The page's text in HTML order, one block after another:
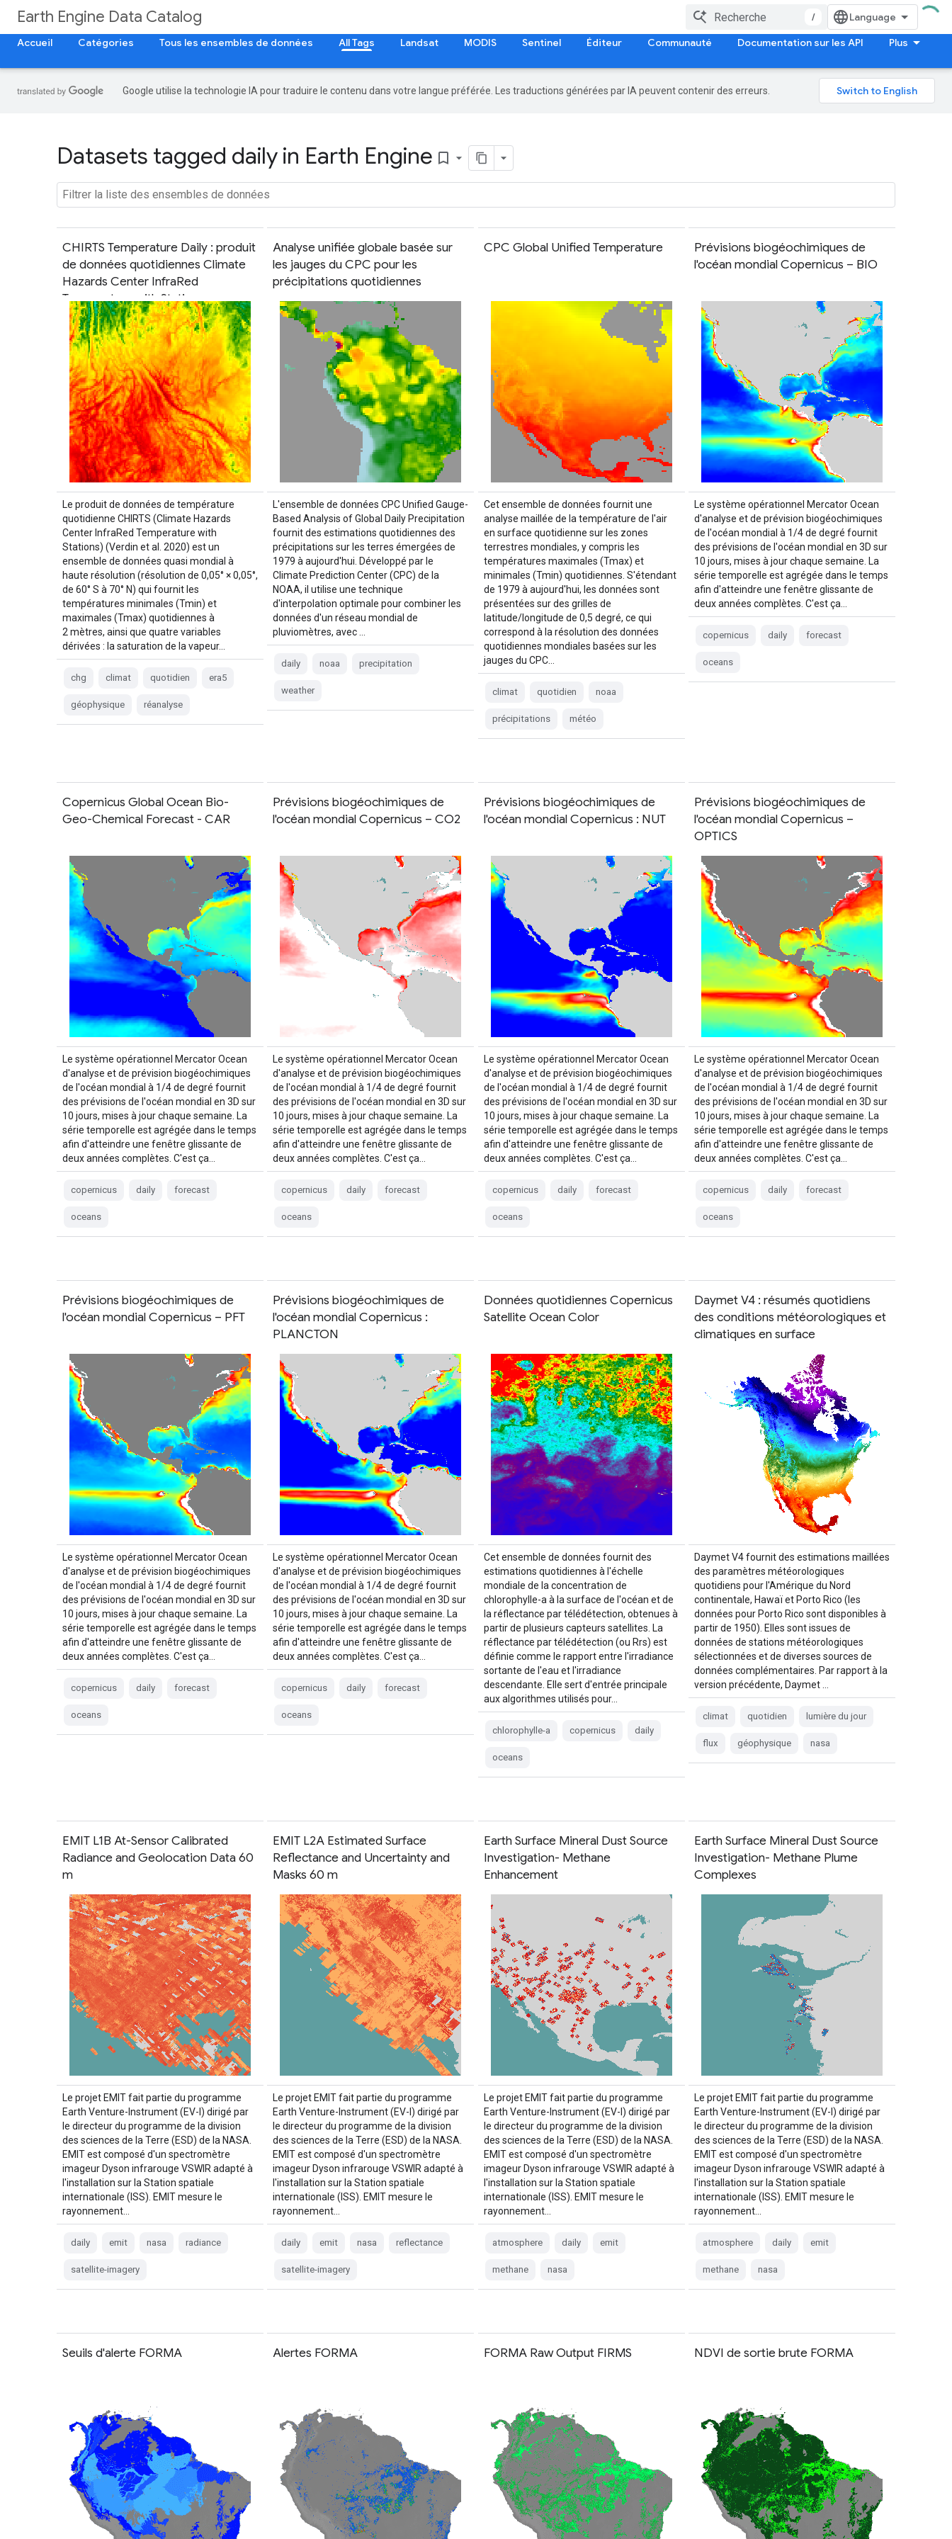
Earth Engine Data Catalog
/
Accueil
Catégories Tous les ensembles de données All Tags Landsat MODIS Sentinel Éditeur Communauté Documentation sur les API Plus
Google utilise la technologie IA pour traduire le contenu dans votre langue préférée. Les traductions générées par IA peuvent contenir des erreurs.
Datasets tagged daily in Earth Engine bookmark_border
CHIRTS Temperature Daily : produit
de données quotidiennes Climate
Hazards Center InfraRed
Temperature with Stations
Le produit de données de température
quotidienne CHIRTS (Climate Hazards
Center InfraRed Temperature with
Stations) (Verdin et al. 2020) est un
ensemble de données quasi mondial à
haute résolution (résolution de 0,05° × 0,05°,
de 60° S à 70° N) qui fournit les
températures minimales (Tmin) et
maximales (Tmax) quotidiennes à
2 mètres, ainsi que quatre variables
dérivées : la saturation de la vapeur…
chg climat quotidien era5
géophysique réanalyse
Analyse unifiée globale basée sur
les jauges du CPC pour les
précipitations quotidiennes
L'ensemble de données CPC Unified Gauge-
Based Analysis of Global Daily Precipitation
fournit des estimations quotidiennes des
précipitations sur les terres émergées de
1979 à aujourd'hui. Développé par le
Climate Prediction Center (CPC) de la
NOAA, il utilise une technique
d'interpolation optimale pour combiner les
données d'un réseau mondial de
pluviomètres, avec …
daily noaa precipitation
weather
CPC Global Unified Temperature
Cet ensemble de données fournit une
analyse maillée de la température de l'air
en surface quotidienne sur les zones
terrestres mondiales, y compris les
températures maximales (Tmax) et
minimales (Tmin) quotidiennes. S'étendant
de 1979 à aujourd'hui, les données sont
présentées sur des grilles de
latitude/longitude de 0,5 degré, ce qui
correspond à la résolution des données
quotidiennes mondiales basées sur les
jauges du CPC…
climat quotidien noaa
précipitations météo
Prévisions biogéochimiques de
l'océan mondial Copernicus – BIO
Le système opérationnel Mercator Ocean
d'analyse et de prévision biogéochimiques
de l'océan mondial à 1/4 de degré fournit
des prévisions de l'océan mondial en 3D sur
10 jours, mises à jour chaque semaine. La
série temporelle est agrégée dans le temps
afin d'atteindre une fenêtre glissante de
deux années complètes. C'est ça…
copernicus daily forecast
oceans
Copernicus Global Ocean Bio-
Geo-Chemical Forecast - CAR
Le système opérationnel Mercator Ocean
d'analyse et de prévision biogéochimiques
de l'océan mondial à 1/4 de degré fournit
des prévisions de l'océan mondial en 3D sur
10 jours, mises à jour chaque semaine. La
série temporelle est agrégée dans le temps
afin d'atteindre une fenêtre glissante de
deux années complètes. C'est ça…
copernicus daily forecast
oceans
Prévisions biogéochimiques de
l'océan mondial Copernicus – CO2
Le système opérationnel Mercator Ocean
d'analyse et de prévision biogéochimiques
de l'océan mondial à 1/4 de degré fournit
des prévisions de l'océan mondial en 3D sur
10 jours, mises à jour chaque semaine. La
série temporelle est agrégée dans le temps
afin d'atteindre une fenêtre glissante de
deux années complètes. C'est ça…
copernicus daily forecast
oceans
Prévisions biogéochimiques de
l'océan mondial Copernicus : NUT
Le système opérationnel Mercator Ocean
d'analyse et de prévision biogéochimiques
de l'océan mondial à 1/4 de degré fournit
des prévisions de l'océan mondial en 3D sur
10 jours, mises à jour chaque semaine. La
série temporelle est agrégée dans le temps
afin d'atteindre une fenêtre glissante de
deux années complètes. C'est ça…
copernicus daily forecast
oceans
Prévisions biogéochimiques de
l'océan mondial Copernicus –
OPTICS
Le système opérationnel Mercator Ocean
d'analyse et de prévision biogéochimiques
de l'océan mondial à 1/4 de degré fournit
des prévisions de l'océan mondial en 3D sur
10 jours, mises à jour chaque semaine. La
série temporelle est agrégée dans le temps
afin d'atteindre une fenêtre glissante de
deux années complètes. C'est ça…
copernicus daily forecast
oceans
Prévisions biogéochimiques de
l'océan mondial Copernicus – PFT
Le système opérationnel Mercator Ocean
d'analyse et de prévision biogéochimiques
de l'océan mondial à 1/4 de degré fournit
des prévisions de l'océan mondial en 3D sur
10 jours, mises à jour chaque semaine. La
série temporelle est agrégée dans le temps
afin d'atteindre une fenêtre glissante de
deux années complètes. C'est ça…
copernicus daily forecast
oceans
Prévisions biogéochimiques de
l'océan mondial Copernicus :
PLANCTON
Le système opérationnel Mercator Ocean
d'analyse et de prévision biogéochimiques
de l'océan mondial à 1/4 de degré fournit
des prévisions de l'océan mondial en 3D sur
10 jours, mises à jour chaque semaine. La
série temporelle est agrégée dans le temps
afin d'atteindre une fenêtre glissante de
deux années complètes. C'est ça…
copernicus daily forecast
oceans
Données quotidiennes Copernicus
Satellite Ocean Color
Cet ensemble de données fournit des
estimations quotidiennes à l'échelle
mondiale de la concentration de
chlorophylle-a à la surface de l'océan et de
la réflectance par télédétection, obtenues à
partir de plusieurs capteurs satellites. La
réflectance par télédétection (ou Rrs) est
définie comme le rapport entre l'irradiance
sortante de l'eau et l'irradiance
descendante. Elle sert d'entrée principale
aux algorithmes utilisés pour…
chlorophylle-a copernicus daily
oceans
Daymet V4 : résumés quotidiens
des conditions météorologiques et
climatiques en surface
Daymet V4 fournit des estimations maillées
des paramètres météorologiques
quotidiens pour l'Amérique du Nord
continentale, Hawaï et Porto Rico (les
données pour Porto Rico sont disponibles à
partir de 1950). Elles sont issues de
données de stations météorologiques
sélectionnées et de diverses sources de
données complémentaires. Par rapport à la
version précédente, Daymet …
climat quotidien lumière du jour
flux géophysique nasa
EMIT L1B At-Sensor Calibrated
Radiance and Geolocation Data 60
m
Le projet EMIT fait partie du programme
Earth Venture-Instrument (EV-I) dirigé par
le directeur du programme de la division
des sciences de la Terre (ESD) de la NASA.
EMIT est composé d'un spectromètre
imageur Dyson infrarouge VSWIR adapté à
l'installation sur la Station spatiale
internationale (ISS). EMIT mesure le
rayonnement…
daily emit nasa radiance
satellite-imagery
EMIT L2A Estimated Surface
Reflectance and Uncertainty and
Masks 60 m
Le projet EMIT fait partie du programme
Earth Venture-Instrument (EV-I) dirigé par
le directeur du programme de la division
des sciences de la Terre (ESD) de la NASA.
EMIT est composé d'un spectromètre
imageur Dyson infrarouge VSWIR adapté à
l'installation sur la Station spatiale
internationale (ISS). EMIT mesure le
rayonnement…
daily emit nasa reflectance
satellite-imagery
Earth Surface Mineral Dust Source
Investigation- Methane
Enhancement
Le projet EMIT fait partie du programme
Earth Venture-Instrument (EV-I) dirigé par
le directeur du programme de la division
des sciences de la Terre (ESD) de la NASA.
EMIT est composé d'un spectromètre
imageur Dyson infrarouge VSWIR adapté à
l'installation sur la Station spatiale
internationale (ISS). EMIT mesure le
rayonnement…
atmosphere daily emit
methane nasa
Earth Surface Mineral Dust Source
Investigation- Methane Plume
Complexes
Le projet EMIT fait partie du programme
Earth Venture-Instrument (EV-I) dirigé par
le directeur du programme de la division
des sciences de la Terre (ESD) de la NASA.
EMIT est composé d'un spectromètre
imageur Dyson infrarouge VSWIR adapté à
l'installation sur la Station spatiale
internationale (ISS). EMIT mesure le
rayonnement…
atmosphere daily emit
methane nasa
Seuils d'alerte FORMA Alertes FORMA FORMA Raw Output FIRMS NDVI de sortie brute FORMA